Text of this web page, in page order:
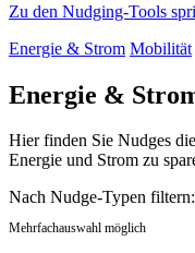
Zu den Nudging-Tools
Energie & Strom Mobilität
Energie &
Hier finden Sie Nudges
Energie und Strom zu
Nach Nudge-Typen filtern:
Mehrfachauswahl möglich